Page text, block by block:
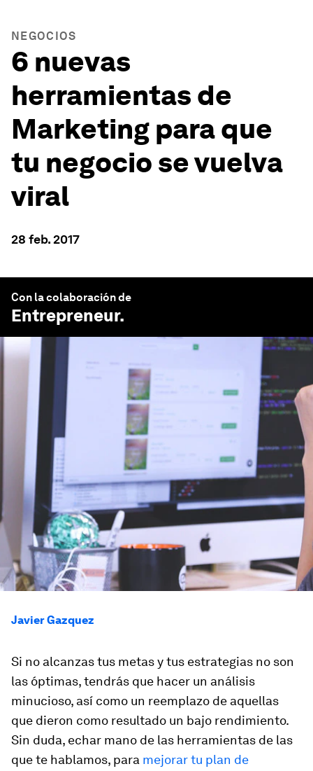
NEGOCIOS
6 nuevas
herramientas de
Marketing para que
tu negocio se vuelva
viral
28 feb. 2017
Con la colaboración de
Entrepreneur.
Javier Gazquez
Si no alcanzas tus metas y tus estrategias no son
las óptimas, tendrás que hacer un análisis
minucioso, así como un reemplazo de aquellas
que dieron como resultado un bajo rendimiento.
Sin duda, echar mano de las herramientas de las
que te hablamos, para mejorar tu plan de